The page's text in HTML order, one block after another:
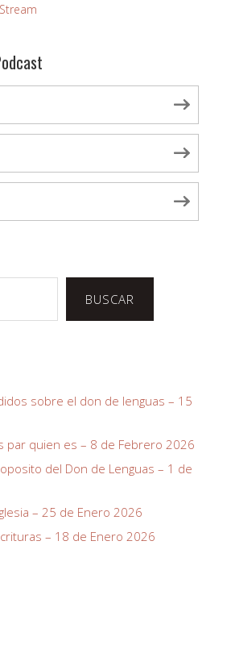
BUSCAR
sobre el don de lenguas – 15
par quien es – 8 de Febrero 2026
del Don de Lenguas – 1 de
– 25 de Enero 2026
– 18 de Enero 2026